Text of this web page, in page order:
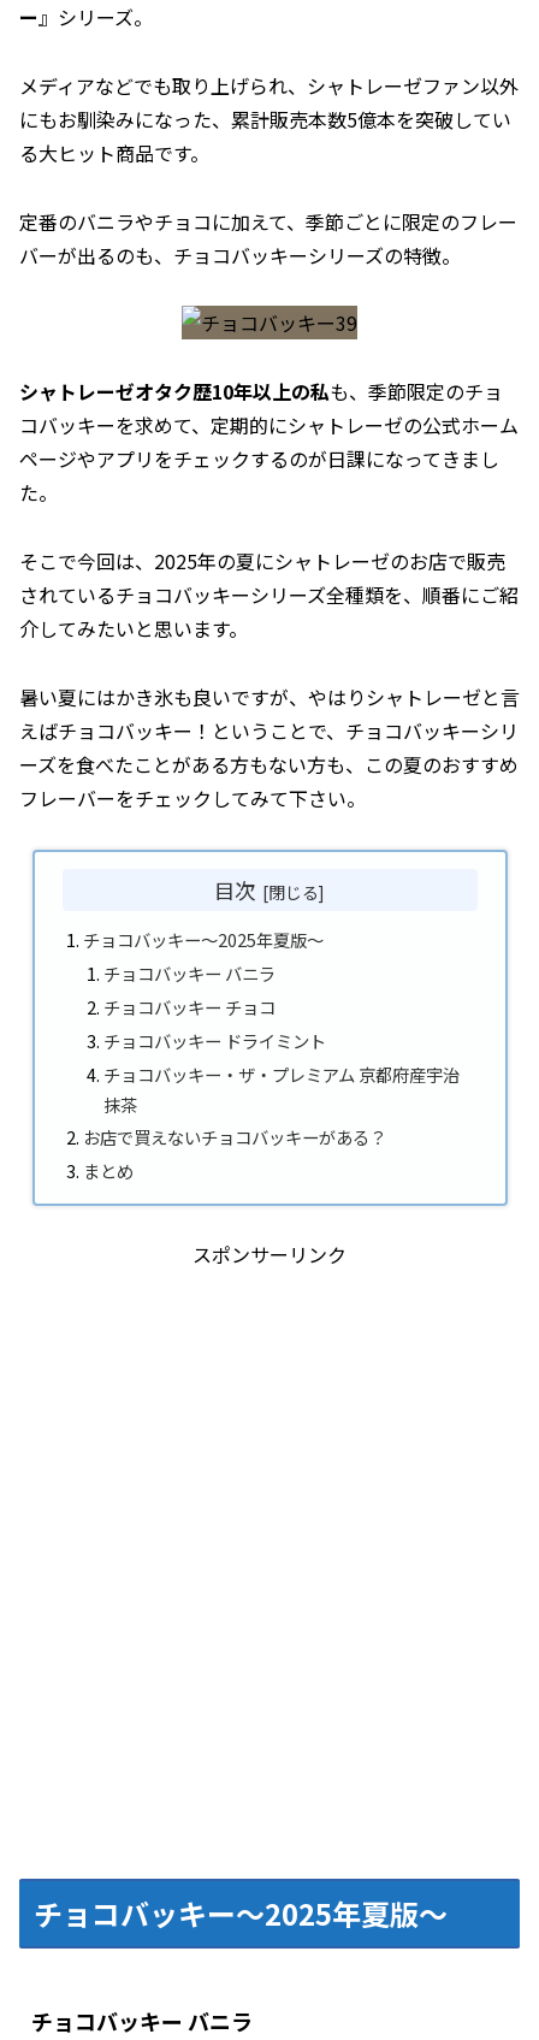
ー』シリーズ。
メディアなどでも取り上げられ、シャトレーゼファン以外
にもお馴染みになった、累計販売本数5億本を突破してい
る大ヒット商品です。
定番のバニラやチョコに加えて、季節ごとに限定のフレー
バーが出るのも、チョコバッキーシリーズの特徴。
シャトレーゼオタク歴10年以上の私も、季節限定のチョ
コバッキーを求めて、定期的にシャトレーゼの公式ホーム
ページやアプリをチェックするのが日課になってきまし
た。
そこで今回は、2025年の夏にシャトレーゼのお店で販売
されているチョコバッキーシリーズ全種類を、順番にご紹
介してみたいと思います。
暑い夏にはかき氷も良いですが、やはりシャトレーゼと言
えばチョコバッキー！ということで、チョコバッキーシリ
ーズを食べたことがある方もない方も、この夏のおすすめ
フレーバーをチェックしてみて下さい。
目次
チョコバッキー～2025年夏版～
チョコバッキー バニラ
チョコバッキー チョコ
チョコバッキー ドライミント
チョコバッキー・ザ・プレミアム 京都府産宇治
抹茶
お店で買えないチョコバッキーがある？
まとめ
スポンサーリンク
チョコバッキー～2025年夏版～
チョコバッキー バニラ